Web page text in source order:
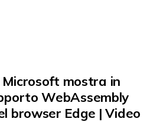
Microsoft mostra in
WebAssembly
browser Edge | Video